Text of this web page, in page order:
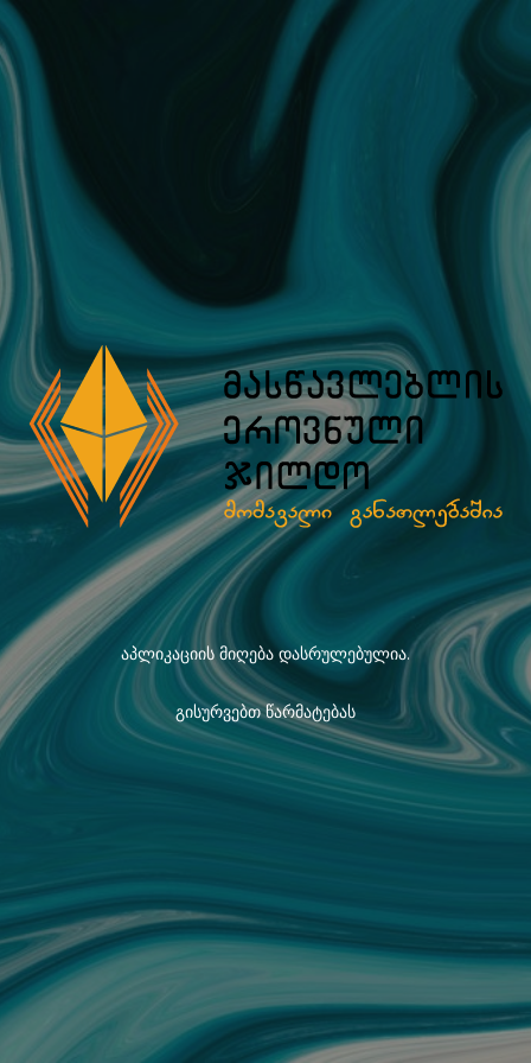
აპლიკაციის მიღება დასრულებულია.
გისურვებთ წარმატებას